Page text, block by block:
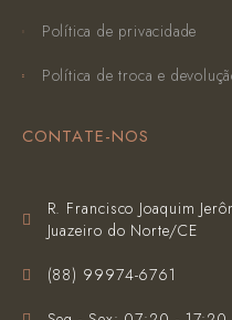
Política de privacidade
Política de troca e
CONTATE-NOS
R. Francisco Joaquim
Juazeiro do Norte/CE
(‪88) 99974-6761‬